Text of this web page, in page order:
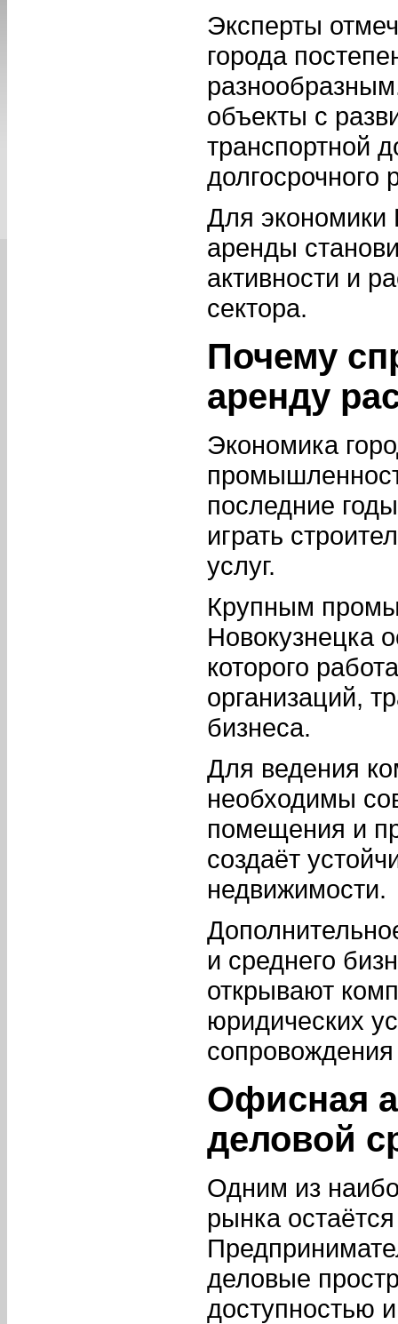
Эксперты
города
объекты с
транспортной
Для экономики
аренды
активности и
сектора.
Почему
аренду
Экономика
последние
играть
услуг.
Крупным
Новокузнецка
которого
организаций,
бизнеса.
Для ведения
необходимы
помещения и
создаёт
недвижимости.
и среднего
открывают
юридических
Офисная
деловой
Одним из
рынка
деловые
доступностью